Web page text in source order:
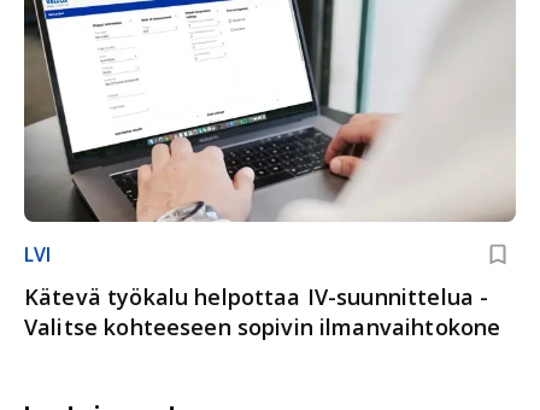
LVI
Kätevä työkalu helpottaa IV-suunnittelua -
Valitse kohteeseen sopivin ilmanvaihtokone